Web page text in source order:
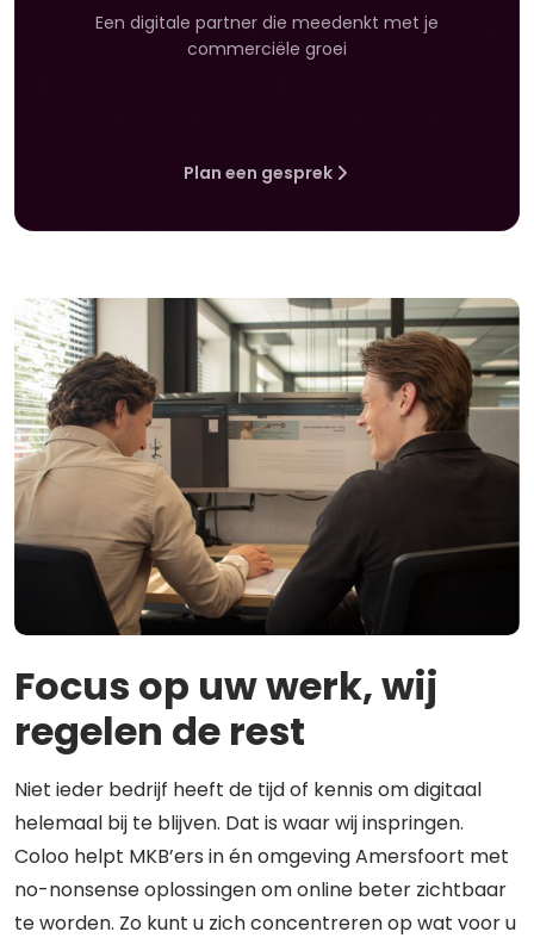
Een digitale partner die meedenkt met je
commerciële groei
Plan een gesprek
Focus op uw werk, wij
regelen de rest
Niet ieder bedrijf heeft de tijd of kennis om digitaal
helemaal bij te blijven. Dat is waar wij inspringen.
Coloo helpt MKB’ers in én omgeving Amersfoort met
no-nonsense oplossingen om online beter zichtbaar
te worden. Zo kunt u zich concentreren op wat voor u